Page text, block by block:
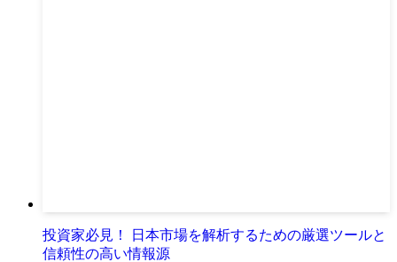
投資家必見！ 日本市場を解析するための厳選ツールと
信頼性の高い情報源